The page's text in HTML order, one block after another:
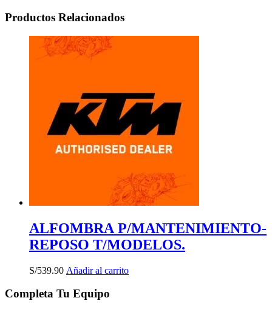
Productos Relacionados
ALFOMBRA P/MANTENIMIENTO-
REPOSO T/MODELOS.
S/539.90 Añadir al carrito
Completa Tu Equipo